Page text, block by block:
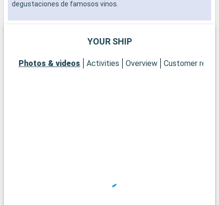
degustaciones de famosos vinos.
YOUR SHIP
Photos & videos Activities Overview Customer